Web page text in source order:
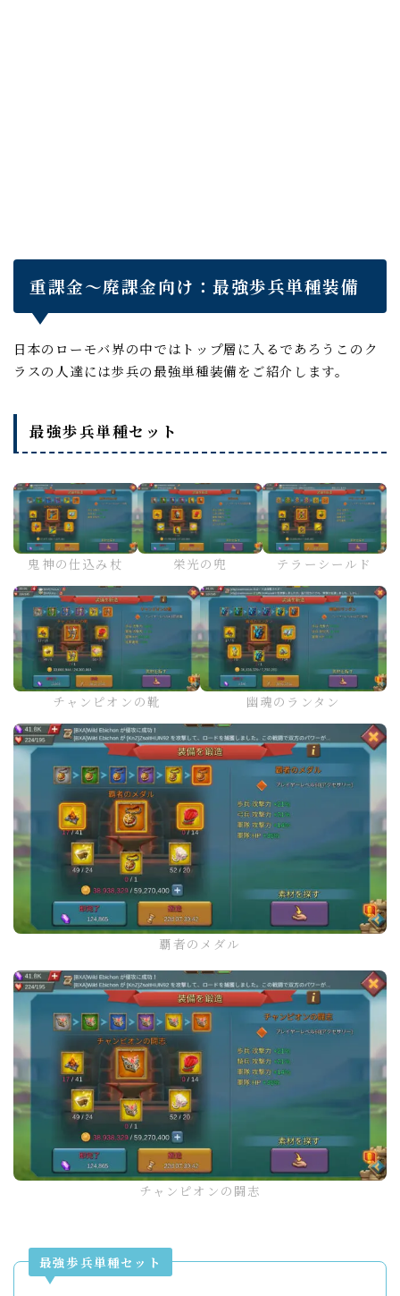
重課金～廃課金向け：最強歩兵単種装備
日本のローモバ界の中ではトップ層に入るであろうこのク
ラスの人達には歩兵の最強単種装備をご紹介します。
最強歩兵単種セット
鬼神の仕込み杖 栄光の兜 テラーシールド
チャンピオンの靴 幽魂のランタン
覇者のメダル
チャンピオンの闘志
最強歩兵単種セット